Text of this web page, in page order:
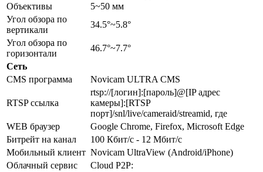
Объективы
5~50 мм
Угол обзора по
вертикали
34.5°~5.8°
Угол обзора по
горизонтали
46.7°~7.7°
Сеть
CMS программа
Novicam ULTRA CMS
RTSP ссылка
rtsp://[логин]:[пароль]@[IP адрес
камеры]:[RTSP
порт]/snl/live/cameraid/streamid, где
WEB браузер
Google Chrome, Firefox, Microsoft Edge
Битрейт на канал
100 Кбит/с - 12 Мбит/с
Мобильный клиент Novicam UltraView (Android/iPhone)
Облачный сервис
Cloud P2P: